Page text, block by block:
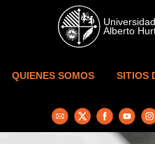
Skip to main content
QUIENES SOMOS SITIOS